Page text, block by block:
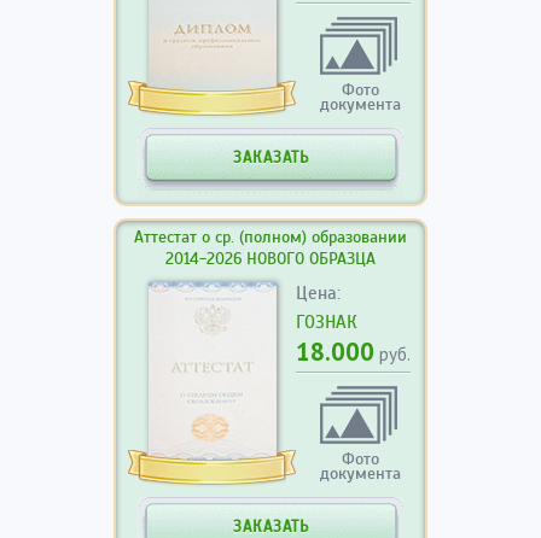
Фото
документа
ЗАКАЗАТЬ
Аттестат о ср. (полном) образовании
2014-2026 НОВОГО ОБРАЗЦА
Цена:
ГОЗНАК
18.000 руб.
Фото
документа
ЗАКАЗАТЬ